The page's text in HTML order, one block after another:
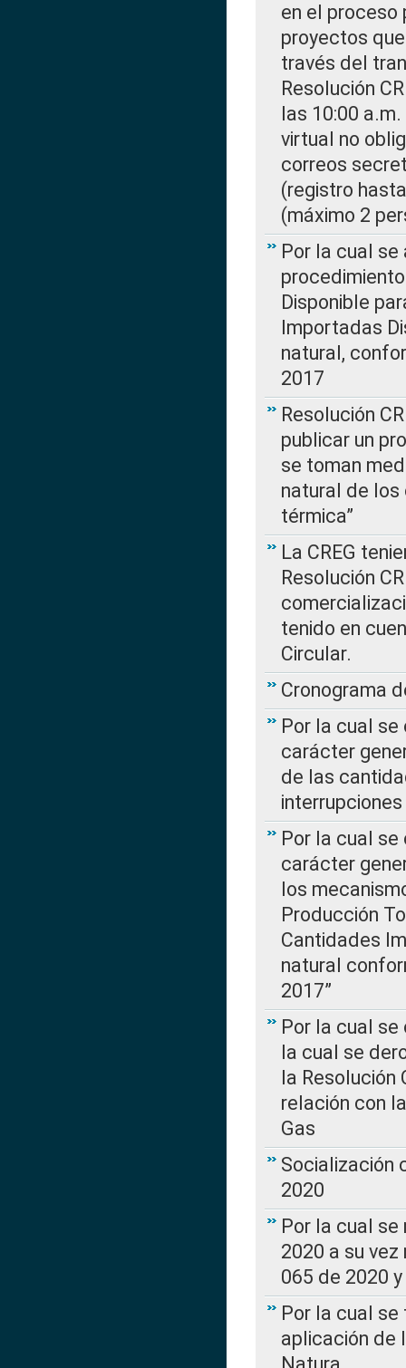
en el proceso
proyectos
través del
Resolución
las 10:00
virtual no
correos
(registro
(máximo 2
Por la cual
Disponible
Importadas
natural,
2017
Resolución
publicar un
se toman
natural de los
térmica”
La CREG
Resolución
tenido en
Circular.
Cronograma
Por la cual
carácter
de las
Por la cual
carácter
los
Producción
Cantidades
natural
2017”
Por la cual
la cual se
la Resolución
relación con
Gas
Socialización
2020
Por la cual se
2020 a su
065 de 2020
Por la cual
aplicación de